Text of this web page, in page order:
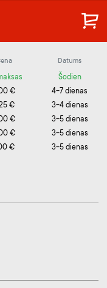
Datums
Šodien
€
4-7 dienas
€
3-4 dienas
€
3-5 dienas
€
3-5 dienas
€ 3-5 dienas